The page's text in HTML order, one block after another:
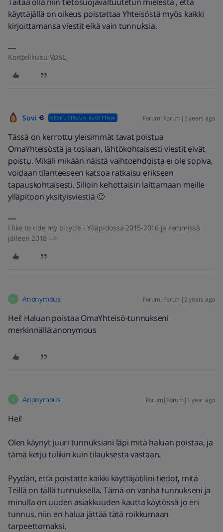
käyttäjällä on oikeus poistattaa Yhteisöstä myös kaikki
kirjoittamansa viestit eikä vain tunnuksia.
Korttelikuitu VDSL
Suvi KESKUSTELUN ALOITTAJA Forum|Forum|2 years ago
Tässä on kerrottu yleisimmät tavat poistua
OmaYhteisöstä ja tosiaan, lähtökohtaisesti viestit eivät
poistu. Mikäli mikään näistä vaihtoehdoista ei ole sopiva,
voidaan tilanteeseen katsoa ratkaisu erikseen
tapauskohtaisesti. Silloin kehottaisin laittamaan meille
ylläpitoon yksityisviestiä 🙂
I like to ride my bicycle - Ylläpidossa 2015-2016 ja remmissä
jälleen 2018 -->
A Anonymous Forum|Forum|2 years ago
Hei! Haluan poistaa OmaYhteisö-tunnukseni
merkinnällä:anonymous
A Anonymous Forum|Forum|1 year ago
Hei!
Olen käynyt juuri tunnuksiani läpi mitä haluan poistaa, ja
tämä ketju tulikin kuin tilauksesta vastaan.
Pyydän, että poistatte kaikki käyttäjätilini tiedot, mitä
Teillä on tällä tunnuksella. Tämä on vanha tunnukseni ja
minulla on uuden asiakkuuden kautta käytössä jo eri
tunnus, niin en halua jättää tätä roikkumaan
tarpeettomaksi.